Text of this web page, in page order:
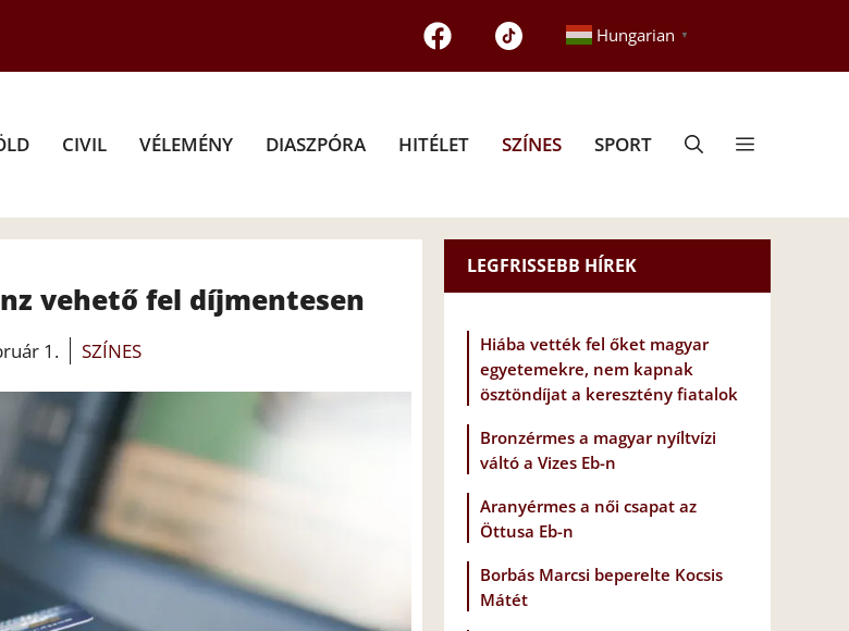
Hungarian ▼
CIVIL VÉLEMÉNY DIASZPÓRA HITÉLET SZÍNES SPORT
vehető fel díjmentesen
1. SZÍNES
LEGFRISSEBB HÍREK
Hiába vették fel őket magyar
egyetemekre, nem kapnak
ösztöndíjat a keresztény fiatalok
Bronzérmes a magyar nyíltvízi
váltó a Vizes Eb-n
Aranyérmes a női csapat az
Öttusa Eb-n
Borbás Marcsi beperelte Kocsis
Mátét